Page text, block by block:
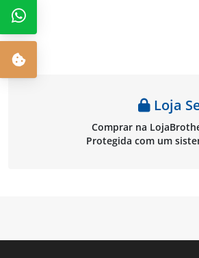
Loja
Comprar na
Protegida com um